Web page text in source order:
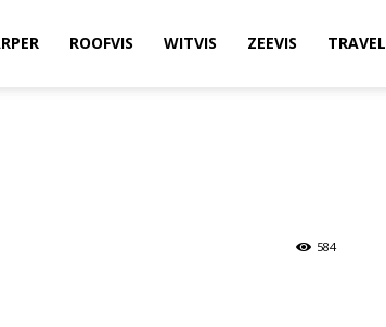
ROOFVIS WITVIS ZEEVIS TRAVEL
584